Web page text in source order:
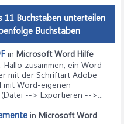
11 Buchstaben unterteilen
Buchstaben
in Microsoft Word Hilfe
: Hallo zusammen, ein Word-
mit der Schriftart Adobe
mit Word-eigenen
--> Exportieren -->...
in Microsoft Word